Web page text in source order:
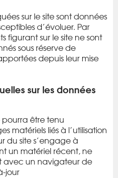
sur le site sont données
d’évoluer. Par
figurant sur le site ne sont
sous réserve de
depuis leur mise
sur les données
pourra être tenu
matériels liés à l’utilisation
du site s’engage à
un matériel récent, ne
avec un navigateur de
jour